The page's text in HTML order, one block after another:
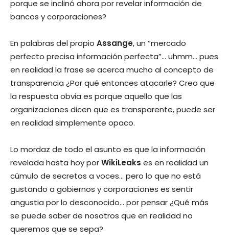
porque se inclinó ahora por revelar información de
bancos y corporaciones?
En palabras del propio Assange, un “mercado
perfecto precisa información perfecta”… uhmm… pues
en realidad la frase se acerca mucho al concepto de
transparencia ¿Por qué entonces atacarle? Creo que
la respuesta obvia es porque aquello que las
organizaciones dicen que es transparente, puede ser
en realidad simplemente opaco.
Lo mordaz de todo el asunto es que la información
revelada hasta hoy porWikiLeaks es en realidad un
cúmulo de secretos a voces… pero lo que no está
gustando a gobiernos y corporaciones es sentir
angustia por lo desconocido… por pensar ¿Qué más
se puede saber de nosotros que en realidad no
queremos que se sepa?